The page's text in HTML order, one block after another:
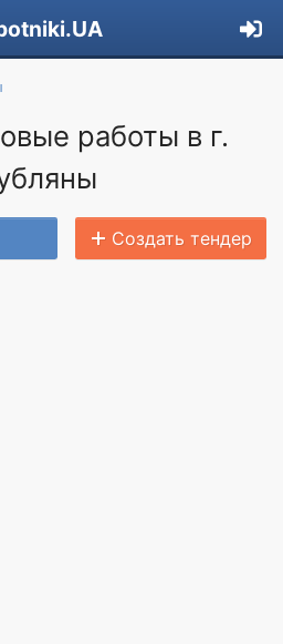
работы в г.
Создать тендер